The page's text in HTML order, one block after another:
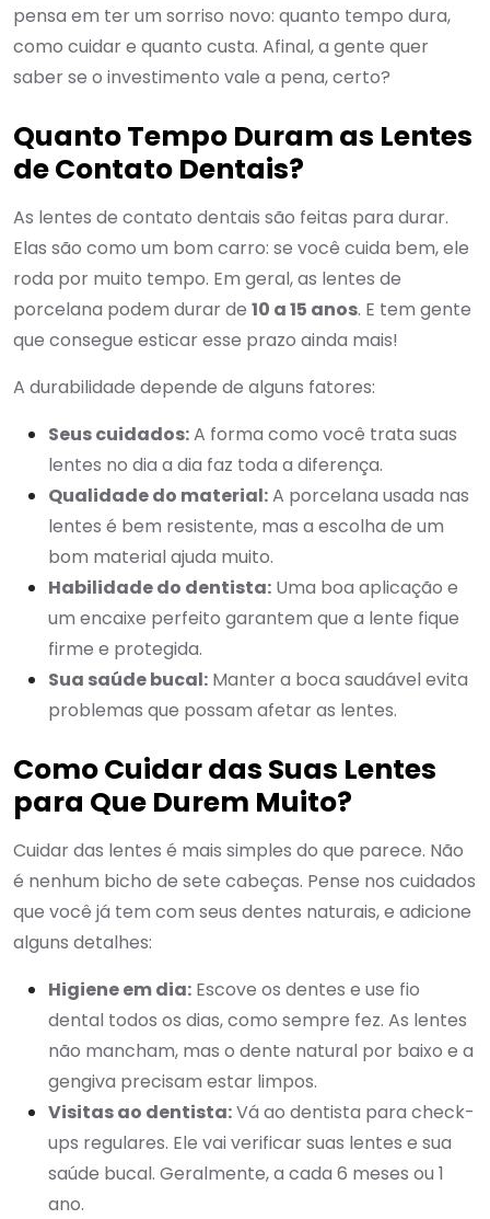
pensa em ter um sorriso novo: quanto tempo dura,
como cuidar e quanto custa. Afinal, a gente quer
saber se o investimento vale a pena, certo?
Quanto Tempo Duram as Lentes
de Contato Dentais?
As lentes de contato dentais são feitas para durar.
Elas são como um bom carro: se você cuida bem, ele
roda por muito tempo. Em geral, as lentes de
porcelana podem durar de 10 a 15 anos. E tem gente
que consegue esticar esse prazo ainda mais!
A durabilidade depende de alguns fatores:
Seus cuidados:A forma como você trata suas
lentes no dia a dia faz toda a diferença.
Qualidade do material:A porcelana usada nas
lentes é bem resistente, mas a escolha de um
bom material ajuda muito.
Habilidade do dentista: Uma boa aplicação e
um encaixe perfeito garantem que a lente fique
firme e protegida.
Sua saúde bucal: Manter a boca saudável evita
problemas que possam afetar as lentes.
Como Cuidar das Suas Lentes
para Que Durem Muito?
Cuidar das lentes é mais simples do que parece. Não
é nenhum bicho de sete cabeças. Pense nos cuidados
que você já tem com seus dentes naturais, e adicione
alguns detalhes:
Higiene em dia: Escove os dentes e use fio
dental todos os dias, como sempre fez. As lentes
não mancham, mas o dente natural por baixo e a
gengiva precisam estar limpos.
Visitas ao dentista:Vá ao dentista para check-
ups regulares. Ele vai verificar suas lentes e sua
saúde bucal. Geralmente, a cada 6 meses ou 1
ano.